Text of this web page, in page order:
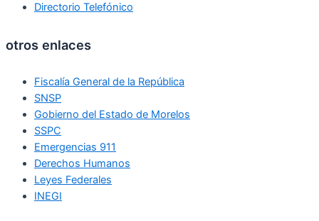
Directorio Telefónico
otros enlaces
Fiscalía General de la República
SNSP
Gobierno del Estado de Morelos
SSPC
Emergencias 911
Derechos Humanos
Leyes Federales
INEGI